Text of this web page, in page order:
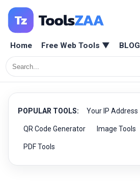
Home Free Web Tools ▼ BLOG
POPULAR TOOLS: Your IP Address
QR Code Generator Image Tools
PDF Tools